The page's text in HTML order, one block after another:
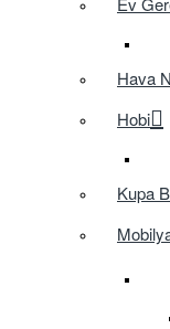
Hava
Hobi
Kupa